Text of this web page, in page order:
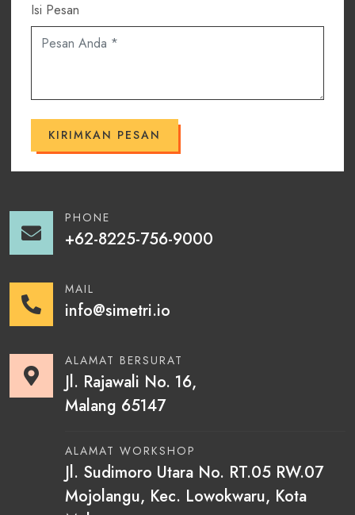
Isi Pesan
KIRIMKAN PESAN
PHONE
+62-8225-756-9000
MAIL
info@simetri.io
ALAMAT BERSURAT
Jl. Rajawali No. 16,
Malang 65147
ALAMAT WORKSHOP
Jl. Sudimoro Utara No. RT.05 RW.07
Mojolangu, Kec. Lowokwaru, Kota